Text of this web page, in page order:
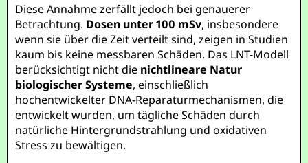
Diese Annahme zerfällt jedoch bei genauerer
Betrachtung. Dosen unter 100 mSv, insbesondere
wenn sie über die Zeit verteilt sind, zeigen in Studien
kaum bis keine messbaren Schäden. Das LNT-Modell
berücksichtigt nicht die nichtlineare Natur
biologischer Systeme, einschließlich
hochentwickelter DNA-Reparaturmechanismen, die
entwickelt wurden, um tägliche Schäden durch
natürliche Hintergrundstrahlung und oxidativen
Stress zu bewältigen.